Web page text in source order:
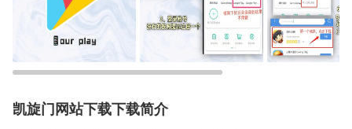
凯旋门网站下载下载简介